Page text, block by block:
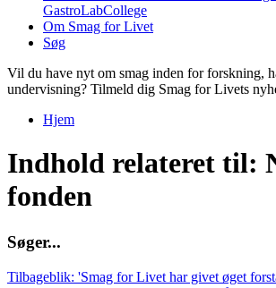
GastroLabCollege
Om Smag for Livet
Søg
Vil du have nyt om smag inden for forskning,
undervisning? Tilmeld dig Smag for Livets
Hjem
Indhold relateret til:
fonden
Søger...
Tilbageblik: 'Smag for Livet har givet øget